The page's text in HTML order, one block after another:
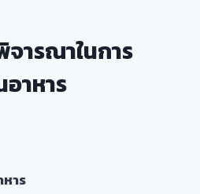
ารณาในการ
าหาร
าร